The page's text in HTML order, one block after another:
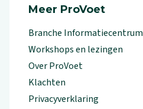
Meer ProVoet
Branche Informatiecentrum
Workshops en lezingen
Over ProVoet
Klachten
Privacyverklaring